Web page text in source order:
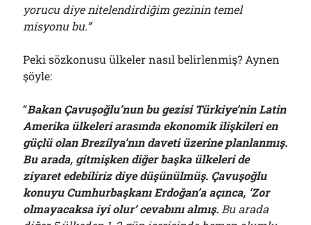
yorucu diye nitelendirdiğim gezinin temel
misyonu bu.”
Peki sözkonusu ülkeler nasıl belirlenmiş? Aynen
şöyle:
“Bakan Çavuşoğlu’nun bu gezisi Türkiye’nin Latin
Amerika ülkeleri arasında ekonomik ilişkileri en
güçlü olan Brezilya’nın daveti üzerine planlanmış.
Bu arada, gitmişken diğer başka ülkeleri de
ziyaret edebiliriz diye düşünülmüş. Çavuşoğlu
konuyu Cumhurbaşkanı Erdoğan’a açınca, ‘Zor
olmayacaksa iyi olur’ cevabını almış. Bu arada